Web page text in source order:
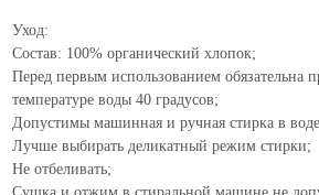
Уход:
Состав: 100% органический хлопок;
Перед первым использованием обязательна
температуре воды 40 градусов;
Допустимы машинная и ручная стирка в
Лучше выбирать деликатный режим стирки;
Не отбеливать;